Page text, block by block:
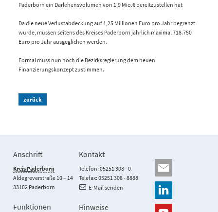
Paderborn ein Darlehensvolumen von 1,9 Mio.€ bereitzustellen hat
Da die neue Verlustabdeckung auf 1,25 Millionen Euro pro Jahr begrenzt
wurde, müssen seitens des Kreises Paderborn jährlich maximal 718.750
Euro pro Jahr ausgeglichen werden.
Formal muss nun noch die Bezirksregierung dem neuen
Finanzierungskonzept zustimmen.
zurück
Anschrift
Kreis Paderborn
Aldegreverstraße 10 – 14
33102 Paderborn
Kontakt
Telefon: 05251 308 - 0
Telefax: 05251 308 - 8888
E-Mail senden
Funktionen Hinweise